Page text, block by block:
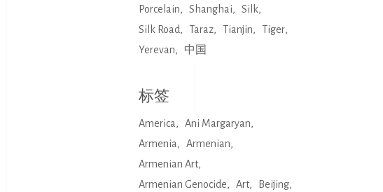
Porcelain
Shanghai
Silk
Silk Road
Taraz Tianjin
Tiger
Yerevan
中国
标签
America
Ani Margaryan
Armenia
Armenian
Armenian Art
Armenian Genocide
Art
Beijing